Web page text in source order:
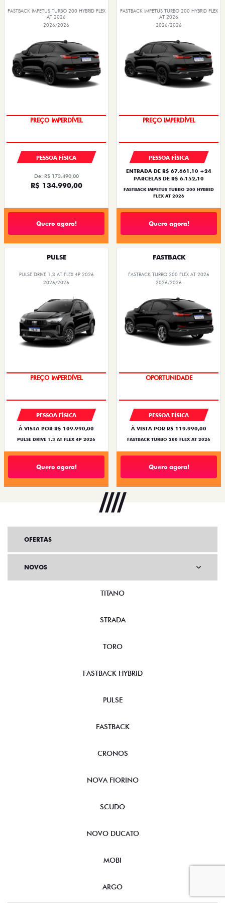
FASTBACK IMPETUS TURBO 200 HYBRID FLEX
AT 2026
2026/2026
PESSOA FÍSICA
De: R$ 173.490,00
R$ 134.990,00
Quero agora!
FASTBACK IMPETUS TURBO 200 HYBRID FLEX
AT 2026
2026/2026
PESSOA FÍSICA
ENTRADA DE R$ 67.661,10 +24
PARCELAS DE R$ 6.152,10
FASTBACK IMPETUS TURBO 200 HYBRID
FLEX AT 2026
Quero agora!
PULSE
PULSE DRIVE 1.3 AT FLEX 4P 2026
2026/2026
O SUV AUTOMÁTICO MAIS
PESSOA FÍSICA
À VISTA POR R$ 109.990,00
PULSE DRIVE 1.3 AT FLEX 4P 2026
Quero agora!
FASTBACK
FASTBACK TURBO 200 FLEX AT 2026
2026/2026
OPORTUNIDADE
PESSOA FÍSICA
À VISTA POR R$ 119.990,00
FASTBACK TURBO 200 FLEX AT 2026
Quero agora!
OFERTAS
NOVOS
TITANO
STRADA
TORO
FASTBACK HYBRID
PULSE
FASTBACK
CRONOS
NOVA FIORINO
SCUDO
NOVO DUCATO
MOBI
ARGO